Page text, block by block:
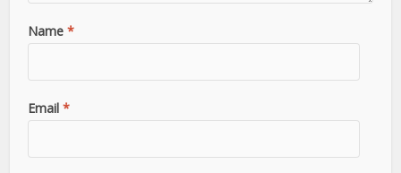
Name *
Email *